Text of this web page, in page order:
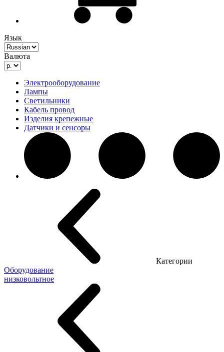
Язык
Валюта
Электрооборудование
Лампы
Светильники
Кабель провод
Изделия крепежные
Датчики и сенсоры
Категории
Оборудование
низковольтное